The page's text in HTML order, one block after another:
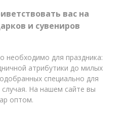
вас на
и сувениров
необходимо для праздника:
атрибутики до милых
специально для
На нашем сайте вы
оптом.